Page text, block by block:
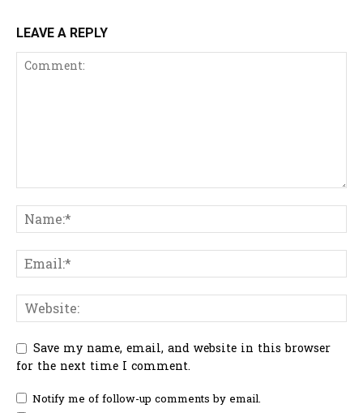
LEAVE A REPLY
Save my name, email, and website in this browser
for the next time I comment.
Notify me of follow-up comments by email.